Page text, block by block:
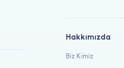
Hakkımızda
Biz Kimiz